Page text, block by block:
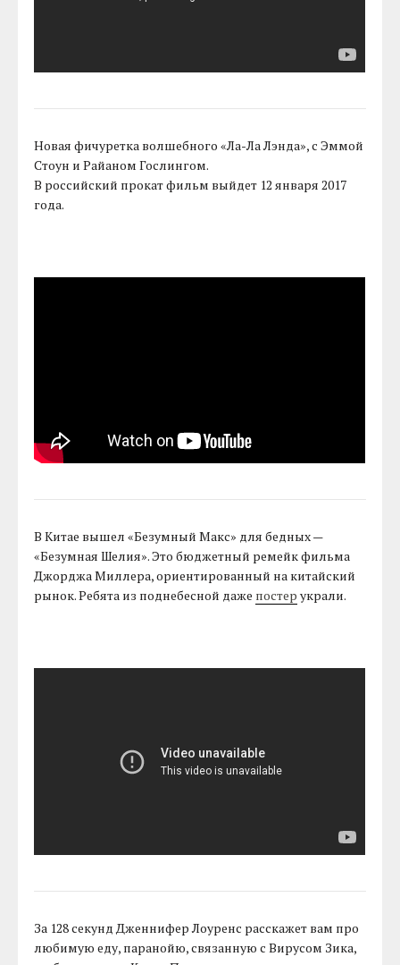
Новая фичуретка волшебного «Ла-Ла Лэнда», с Эммой
Стоун и Райаном Гослингом.
В российский прокат фильм выйдет 12 января 2017
года.
В Китае вышел «Безумный Макс» для бедных —
«Безумная Шелия». Это бюджетный ремейк фильма
Джорджа Миллера, ориентированный на китайский
рынок. Ребята из поднебесной даже постер украли.
За 128 секунд Дженнифер Лоуренс расскажет вам про
любимую еду, паранойю, связанную с Вирусом Зика,